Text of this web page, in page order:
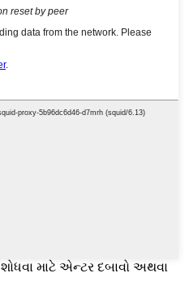
શોધવા માટે એન્ટર દબાવો અથવા